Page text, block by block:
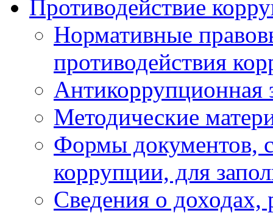
Противодействие
Нормативные
противодействия
Антикоррупционная
Методические
Формы документов,
коррупции, для
Сведения о доходах,